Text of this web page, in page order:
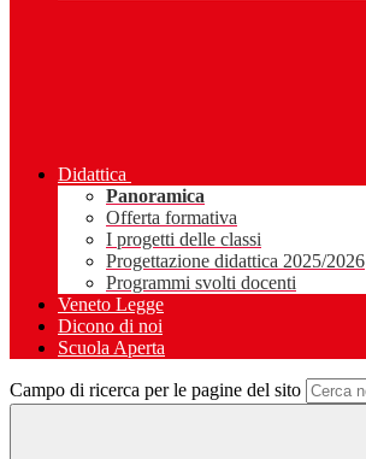
Didattica
Panoramica
Offerta formativa
I progetti delle classi
Progettazione didattica 2025/2026
Programmi svolti docenti
Veneto Legge
Dicono di noi
Scuola Aperta
Campo di ricerca per le pagine del sito